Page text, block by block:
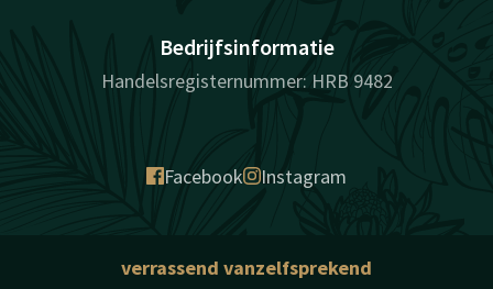
Bedrijfsinformatie
Handelsregisternummer: HRB 9482
Facebook Instagram
verrassend vanzelfsprekend